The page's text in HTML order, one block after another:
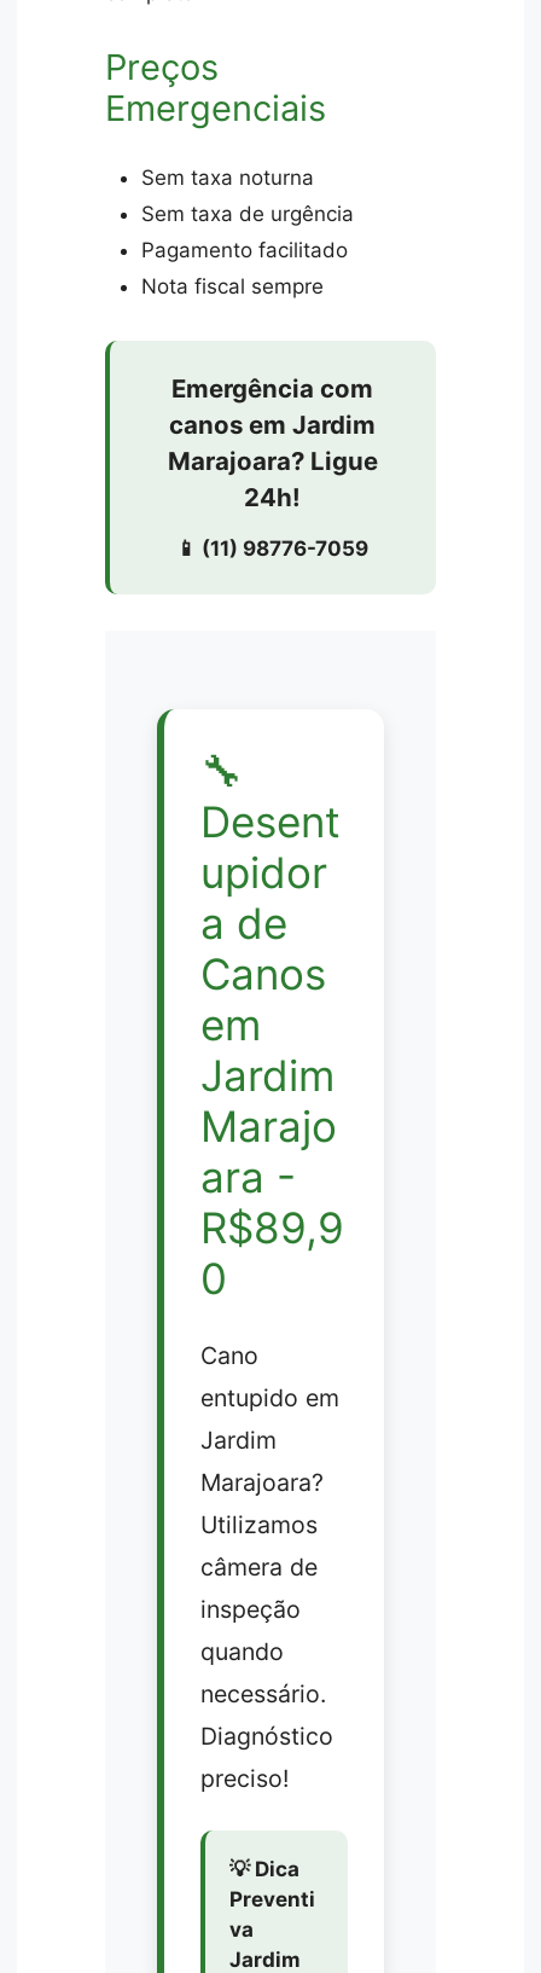
Preços
Emergenciais
Sem taxa noturna
Sem taxa de urgência
Pagamento facilitado
Nota fiscal sempre
Emergência com
canos em Jardim
Marajoara? Ligue
24h!
📱 (11) 98776-7059
🔧
Desent
upidor
a de
Canos
em
Jardim
Marajo
ara -
R$89,9
0
Cano
entupido em
Jardim
Marajoara?
Utilizamos
câmera de
inspeção
quando
necessário.
Diagnóstico
preciso!
💡 Dica
Preventi
va
Jardim